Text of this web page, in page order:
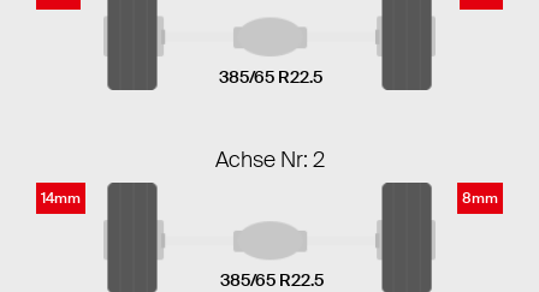
385/65 R22.5
Achse Nr: 2
14mm
385/65 R22.5
8mm